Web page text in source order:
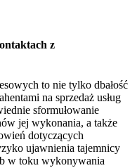
z
to nie tylko dbałość
na sprzedaż usług
sformułowanie
jej wykonania, a także
dotyczących
ujawnienia tajemnicy
w toku wykonywania